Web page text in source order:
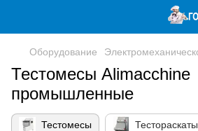
Оборудование
Тестомесы Alimacchine
промышленные
Тестомесы